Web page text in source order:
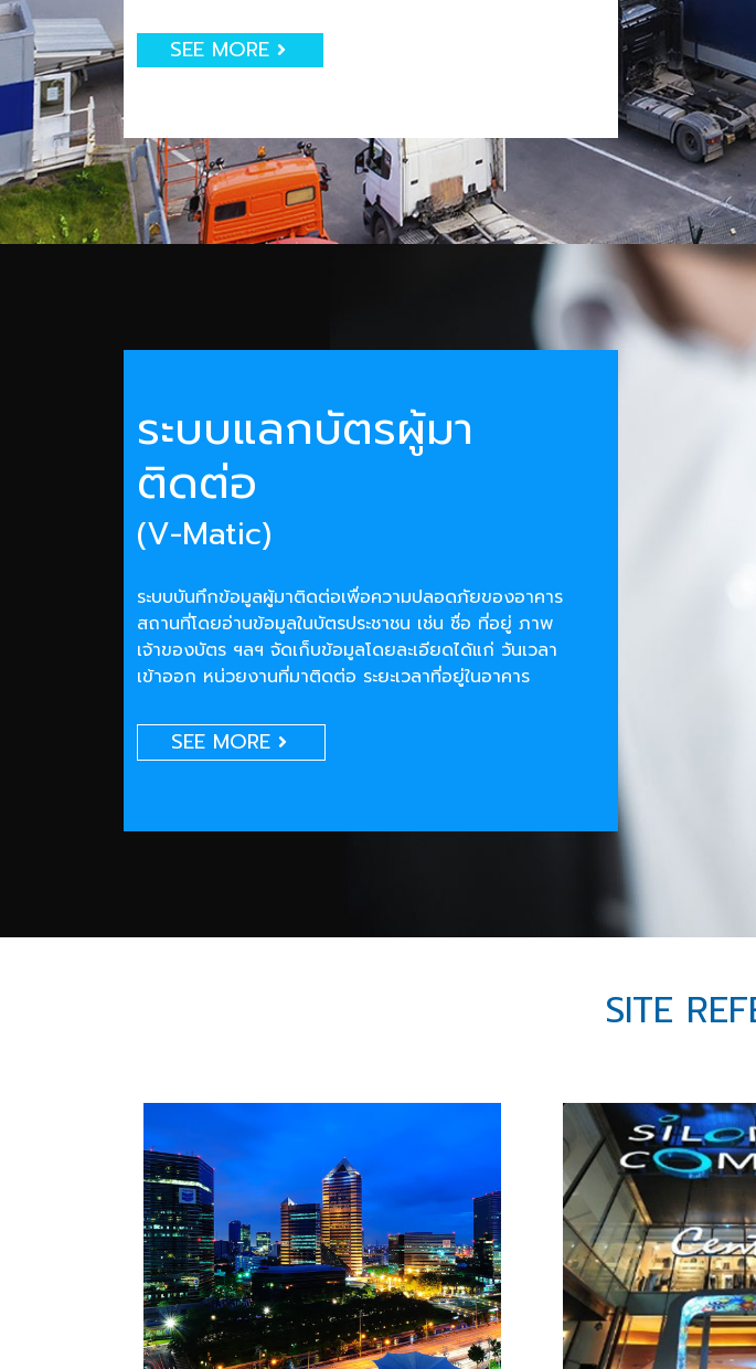
SEE MORE
ระบบแลกบัตรผู้มา
ติดต่อ
(V-Matic)
ระบบบันทึกข้อมูลผู้มาติดต่อเพื่อความปลอดภัยของอาคาร
สถานที่โดยอ่านข้อมูลในบัตรประชาชน เช่น ชื่อ ที่อยู่ ภาพ
เจ้าของบัตร ฯลฯ จัดเก็บข้อมูลโดยละเอียดได้แก่ วันเวลา
เข้าออก หน่วยงานที่มาติดต่อ ระยะเวลาที่อยู่ในอาคาร
SEE MORE
SITE